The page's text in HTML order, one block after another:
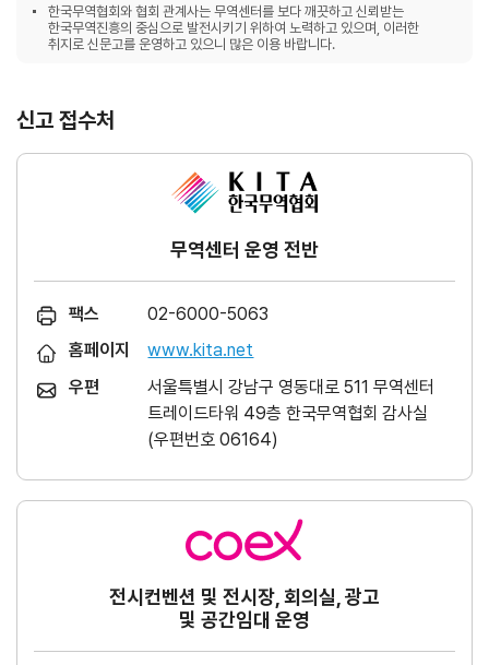
한국무역협회와 협회 관계사는 무역센터를 보다 깨끗하고 신뢰받는
한국무역진흥의 중심으로 발전시키기 위하여 노력하고 있으며, 이러한
취지로 신문고를 운영하고 있으니 많은 이용 바랍니다.
신고 접수처
무역센터 운영 전반
팩스
02-6000-5063
홈페이지
www.kita.net
우편
서울특별시 강남구 영동대로 511 무역센터
트레이드타워 49층 한국무역협회 감사실
(우편번호 06164)
전시컨벤션 및 전시장, 회의실, 광고
및 공간임대 운영